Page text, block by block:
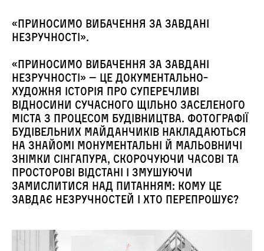
«Приносимо вибачення за завдані
незручності».
«Приносимо вибачення за завдані
незручності» — це документально-
художня історія про суперечливі
відносини сучасного щільно заселеного
міста з процесом будівництва. Фотографії
будівельних майданчиків накладаються
на знайомі монументальні й мальовничі
знімки Сінгапура, скорочуючи часові та
просторові відстані і змушуючи
замислитися над питанням: кому це
завдає незручностей і хто перепрошує?